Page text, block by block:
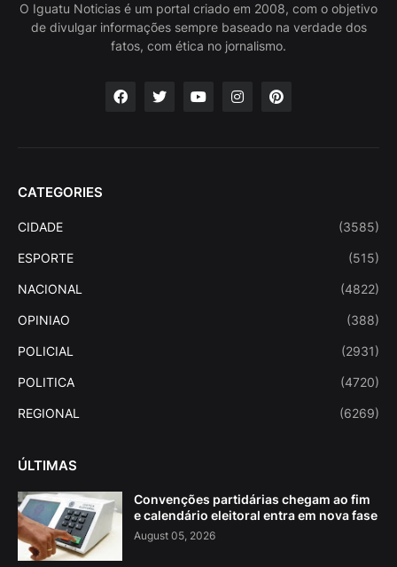
O Iguatu Noticias é um portal criado em 2008, com o objetivo
de divulgar informações sempre baseado na verdade dos
fatos, com ética no jornalismo.
CATEGORIES
CIDADE (3585)
ESPORTE (515)
NACIONAL (4822)
OPINIAO (388)
POLICIAL (2931)
POLITICA (4720)
REGIONAL (6269)
ÚLTIMAS
Convenções partidárias chegam ao fim
e calendário eleitoral entra em nova fase
August 05, 2026